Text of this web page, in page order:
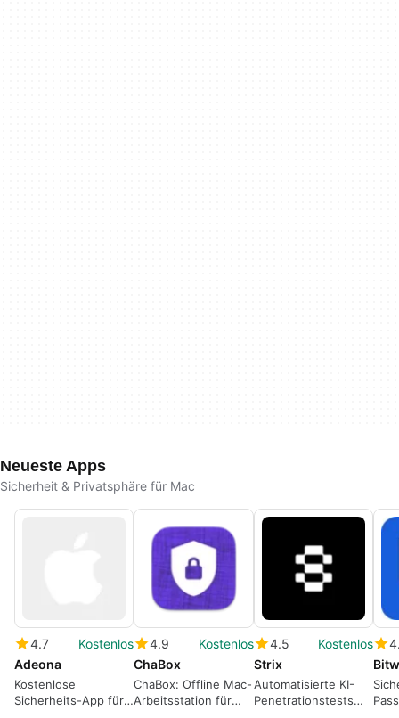
Neueste Apps
Sicherheit & Privatsphäre für Mac
4.7
Kostenlos
Adeona
Kostenlose
Sicherheits-App für
4.9
Kostenlos
ChaBox
ChaBox: Offline Mac-
Arbeitsstation für
4.5
Kostenlos
Strix
Automatisierte KI-
Penetrationstests